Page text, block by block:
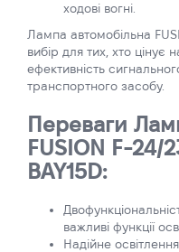
ходові вогні.
Лампа автомобільна
вибір для тих, хто цінує
ефективність
транспортного засобу.
Переваги
FUSION F-24/
BAY15D:
важливі функції
Надійне